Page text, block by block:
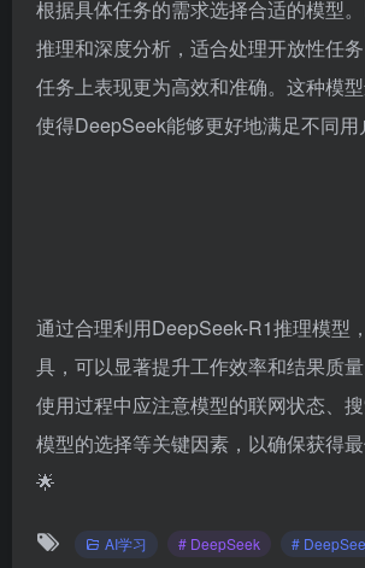
根据具体任务的需求选择合适的模型
推理和深度分析，适合处理开放性任
任务上表现更为高效和准确。这种模
使得DeepSeek能够更好地满足不同用
通过合理利用DeepSeek-R1推理模型
具，可以显著提升工作效率和结果质
使用过程中应注意模型的联网状态、搜
模型的选择等关键因素，以确保获得最
🌟
AI学习 # DeepSeek
#